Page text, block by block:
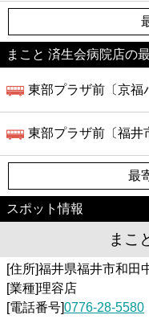
まこと 済生会病院店の
東部プラザ前〔京福
東部プラザ前〔福井
最
スポット情報
まこ
[住所]福井県福井市和田
[業種]理容店
[電話番号]0776-28-5580